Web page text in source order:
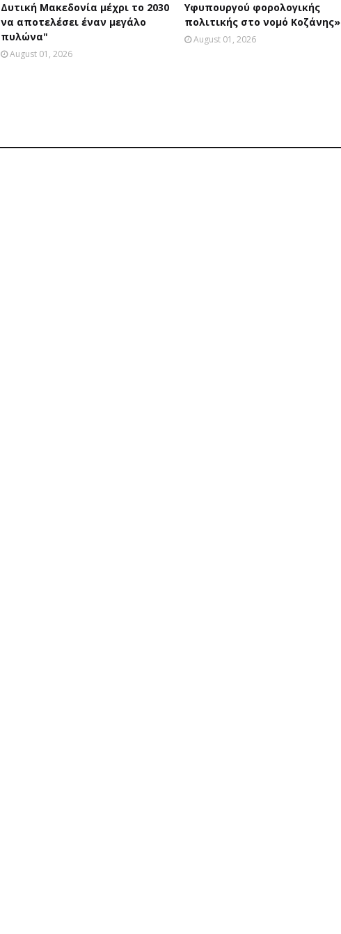
Δυτική Μακεδονία μέχρι το 2030
να αποτελέσει έναν μεγάλο
πυλώνα"
August 01, 2026
Υφυπουργού φορολογικής
πολιτικής στο νομό Κοζάνης»
August 01, 2026